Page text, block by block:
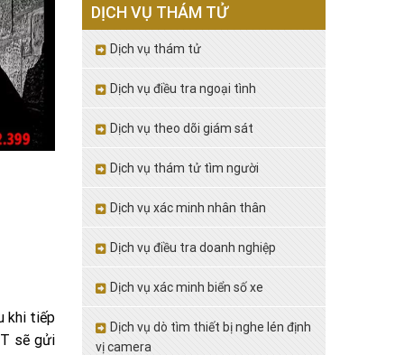
khi tiếp
sẽ gửi
DỊCH VỤ THÁM TỬ
Dịch vụ thám tử
Dịch vụ điều tra ngoại tình
Dịch vụ theo dõi giám sát
Dịch vụ thám tử tìm người
Dịch vụ xác minh nhân thân
Dịch vụ điều tra doanh nghiệp
Dịch vụ xác minh biển số xe
Dịch vụ dò tìm thiết bị nghe lén định
vị camera